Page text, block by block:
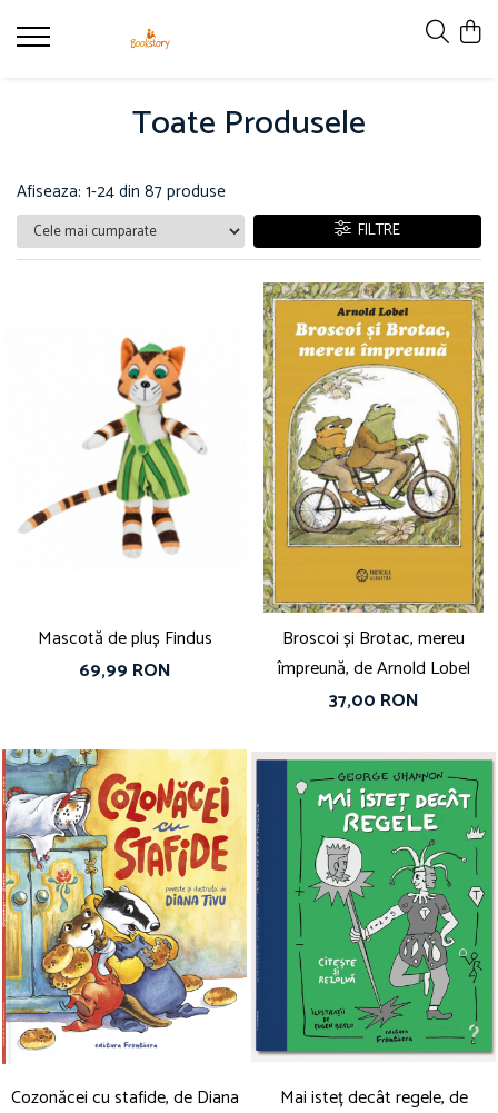
Carte adulți
Carte copii - raftul BookTruck
Pettson și Findus
Vouchere Cadou
Toate Produsele
Afiseaza: 1-24din 87produse
FILTRE
Mascotă de pluș Findus
69,99 RON
Broscoi și Brotac, mereu
împreună, de Arnold Lobel
37,00 RON
Cozonăcei cu stafide, de Diana
Mai isteț decât regele, de